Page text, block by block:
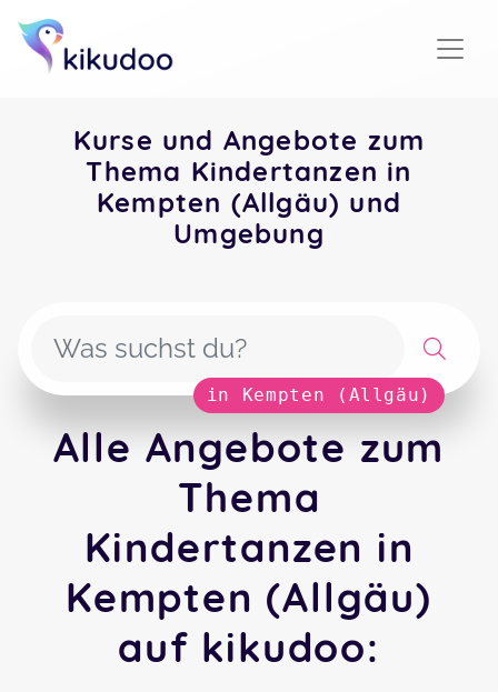
Kurse und Angebote zum
Thema Kindertanzen in
Kempten (Allgäu) und
Umgebung
in Kempten (Allgäu)
Alle Angebote zum
Thema
Kindertanzen in
Kempten (Allgäu)
auf kikudoo: